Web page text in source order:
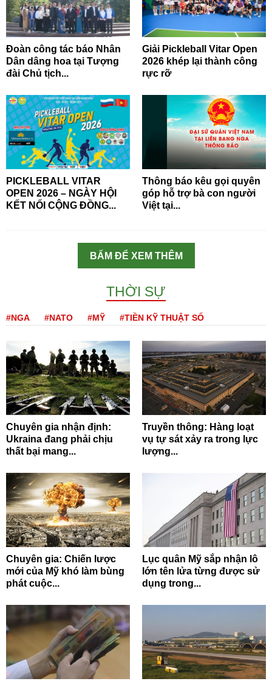
Đoàn công tác báo Nhân
Dân dâng hoa tại Tượng
đài Chủ tịch...
Giải Pickleball Vitar Open
2026 khép lại thành công
rực rỡ
PICKLEBALL VITAR
OPEN 2026 – NGÀY HỘI
KẾT NỐI CỘNG ĐỒNG...
Thông báo kêu gọi quyên
góp hỗ trợ bà con người
Việt tại...
BẤM ĐỂ XEM THÊM
THỜI SỰ
#NGA #NATO #MỸ #TIỀN KỸ THUẬT SỐ
Chuyên gia nhận định:
Ukraina đang phải chịu
thất bại mang...
Truyền thông: Hàng loạt
vụ tự sát xảy ra trong lực
lượng...
Chuyên gia: Chiến lược
mới của Mỹ khó làm bùng
phát cuộc...
Lục quân Mỹ sắp nhận lô
lớn tên lửa từng được sử
dụng trong...